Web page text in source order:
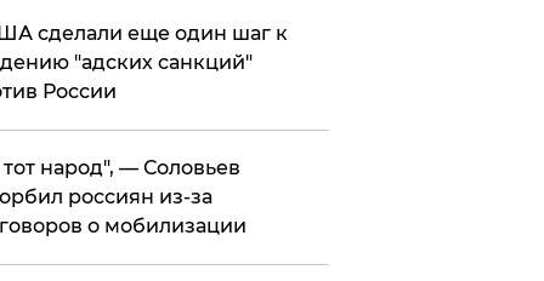
сделали еще один шаг к
"адских санкций"
России
народ", — Соловьев
россиян из-за
о мобилизации